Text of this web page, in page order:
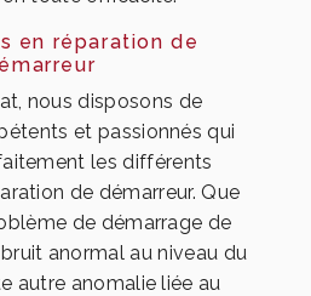
en réparation de
nous disposons de
et passionnés qui
les différents
de démarreur. Que
de démarrage de
anormal au niveau du
autre anomalie liée au